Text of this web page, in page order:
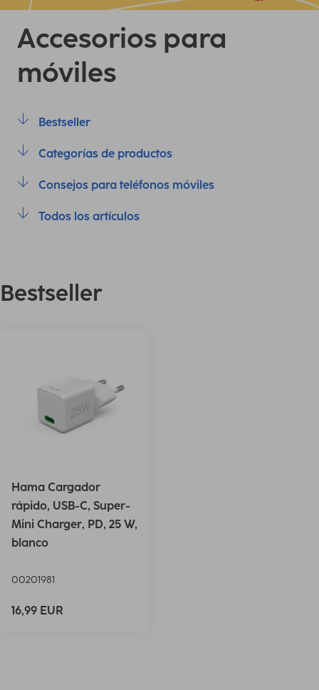
Accesorios para
móviles
Bestseller
Categorías de productos
Consejos para teléfonos móviles
Todos los artículos
Bestseller
Hama Cargador
rápido, USB-C, Super-
Mini Charger, PD, 25 W,
blanco
00201981
16,99 EUR